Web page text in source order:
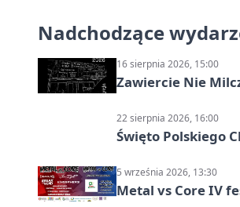
Nadchodzące
16 sierpnia 2026, 15:00
Zawiercie Nie
22 sierpnia 2026, 16:00
Święto Polskiego
5 września 2026, 13:30
Metal vs Core IV